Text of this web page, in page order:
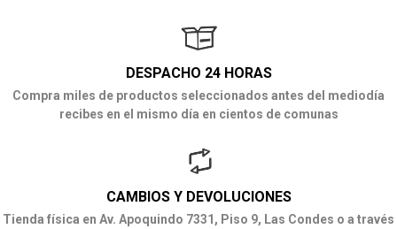
DESPACHO 24 HORAS
Compra miles de productos seleccionados antes del mediodía
recibes en el mismo día en cientos de comunas
CAMBIOS Y DEVOLUCIONES
Tienda física en Av. Apoquindo 7331, Piso 9, Las Condes o a través